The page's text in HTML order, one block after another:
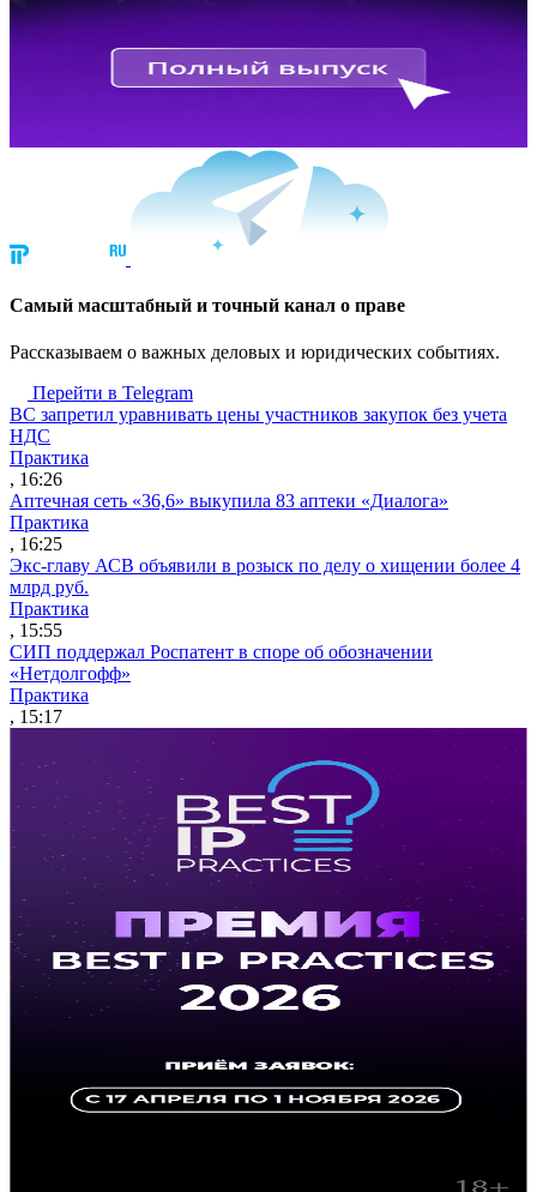
Cамый масштабный и точный канал о праве
Рассказываем о важных деловых и юридических событиях.
Перейти в Telegram
ВС запретил уравнивать цены участников закупок без учета
НДС
Практика
, 16:26
Аптечная сеть «36,6» выкупила 83 аптеки «Диалога»
Практика
, 16:25
Экс-главу АСВ объявили в розыск по делу о хищении более 4
млрд руб.
Практика
, 15:55
СИП поддержал Роспатент в споре об обозначении
«Нетдолгофф»
Практика
, 15:17